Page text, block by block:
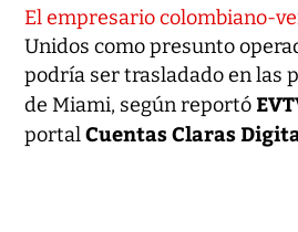
El empresario colombiano-
Unidos como presunto
podría ser trasladado en las
de Miami, según reportó
portalCuentas Claras